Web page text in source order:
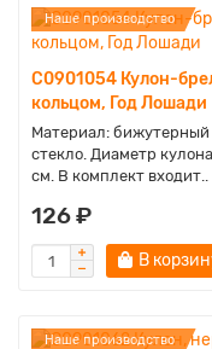
Наше производство
C0901054 Кулон-
кольцом, Год Лошади
Материал: бижутерный
стекло. Диаметр
см. В комплект входит..
126 ₽
В
Наше производство